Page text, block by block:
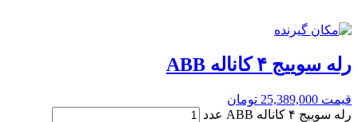
رله سوییج ۴ کاناله ABB
قیمت 25,389,000 تومان
رله سوییج ۴ کاناله ABB عدد